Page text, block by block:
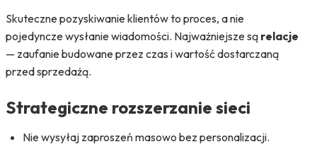
Skuteczne pozyskiwanie klientów to proces, a nie
pojedyncze wysłanie wiadomości. Najważniejsze są relacje
— zaufanie budowane przez czas i wartość dostarczaną
przed sprzedażą.
Strategiczne rozszerzanie sieci
Nie wysyłaj zaproszeń masowo bez personalizacji.